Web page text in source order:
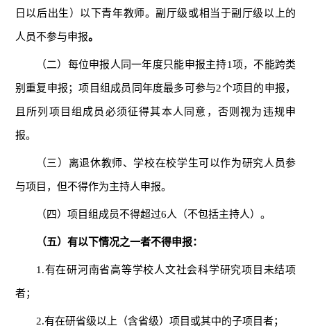
日以后出生）以下青年教师。副厅级或相当于副厅级以上的
人员不参与申报。
（二）每位申报人同一年度只能申报主持1项，不能跨类
别重复申报；项目组成员同年度最多可参与2个项目的申报，
且所列项目组成员必须征得其本人同意，否则视为违规申
报。
（三）离退休教师、学校在校学生可以作为研究人员参
与项目，但不得作为主持人申报。
（四）项目组成员不得超过6人（不包括主持人）。
（五）有以下情况之一者不得申报：
1.有在研河南省高等学校人文社会科学研究项目未结项
者；
2.有在研省级以上（含省级）项目或其中的子项目者；